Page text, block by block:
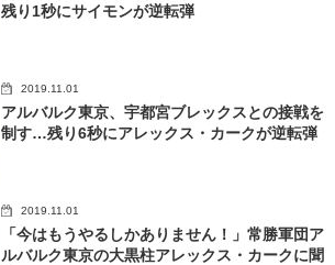
残り1秒にサイモンが逆転弾
2019.11.01
アルバルク東京、宇都宮ブレックスとの接戦を
制す…残り6秒にアレックス・カークが逆転弾
2019.11.01
「今はもうやるしかありません！」常勝軍団ア
ルバルク東京の大黒柱アレックス・カークに聞